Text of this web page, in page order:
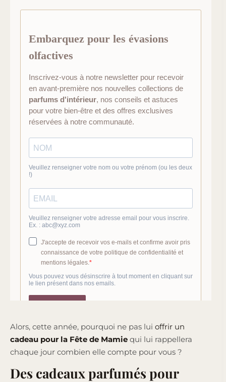
Alors, cette année, pourquoi ne pas lui offrir un
cadeau pour la Fête de Mamie qui lui rappellera
chaque jour combien elle compte pour vous ?
Des cadeaux parfumés pour